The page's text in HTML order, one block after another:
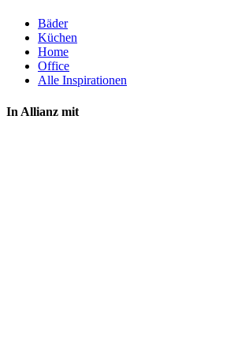
Bäder
Küchen
Home
Office
Alle Inspirationen
In Allianz mit